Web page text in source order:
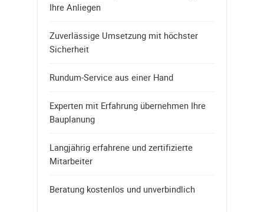
Ihre Anliegen
Zuverlässige Umsetzung mit höchster
Sicherheit
Rundum-Service aus einer Hand
Experten mit Erfahrung übernehmen Ihre
Bauplanung
Langjährig erfahrene und zertifizierte
Mitarbeiter
Beratung kostenlos und unverbindlich